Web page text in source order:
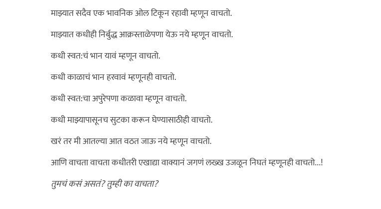
माझ्यात सदैव एक भावनिक ओल टिकून रहावी म्हणून वाचतो.
माझ्यात कधीही निर्बुद्ध आक्रस्ताळेपणा येऊ नये म्हणून वाचतो.
कधी स्वत:चं भान यावं म्हणून वाचतो.
कधी काळाचं भान हरवावं म्हणूनही वाचतो.
कधी स्वत:चा अपुरेपणा कळावा म्हणून वाचतो.
कधी माझ्यापासूनच सुटका करून घेण्यासाठीही वाचतो.
खरं तर मी आतल्या आत वठत जाऊ नये म्हणून वाचतो.
आणि वाचता वाचता कधीतरी एखाद्या वाक्यानं जगणं लख्ख उजळून निघतं म्हणूनही वाचतो...!
तुमचं कसं असतं? तुम्ही का वाचता?